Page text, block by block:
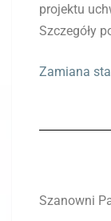
projektu
Szczegóły
Zamiana
Szanowni